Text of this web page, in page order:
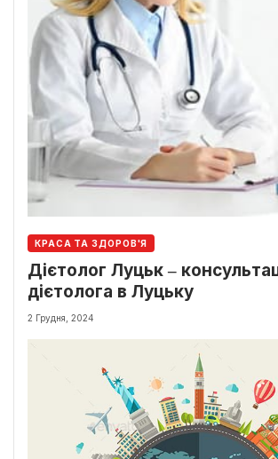
КРАСА ТА ЗДОРОВ'Я
Дієтолог Луцьк ‒
дієтолога в Луцьку
2 Грудня, 2024